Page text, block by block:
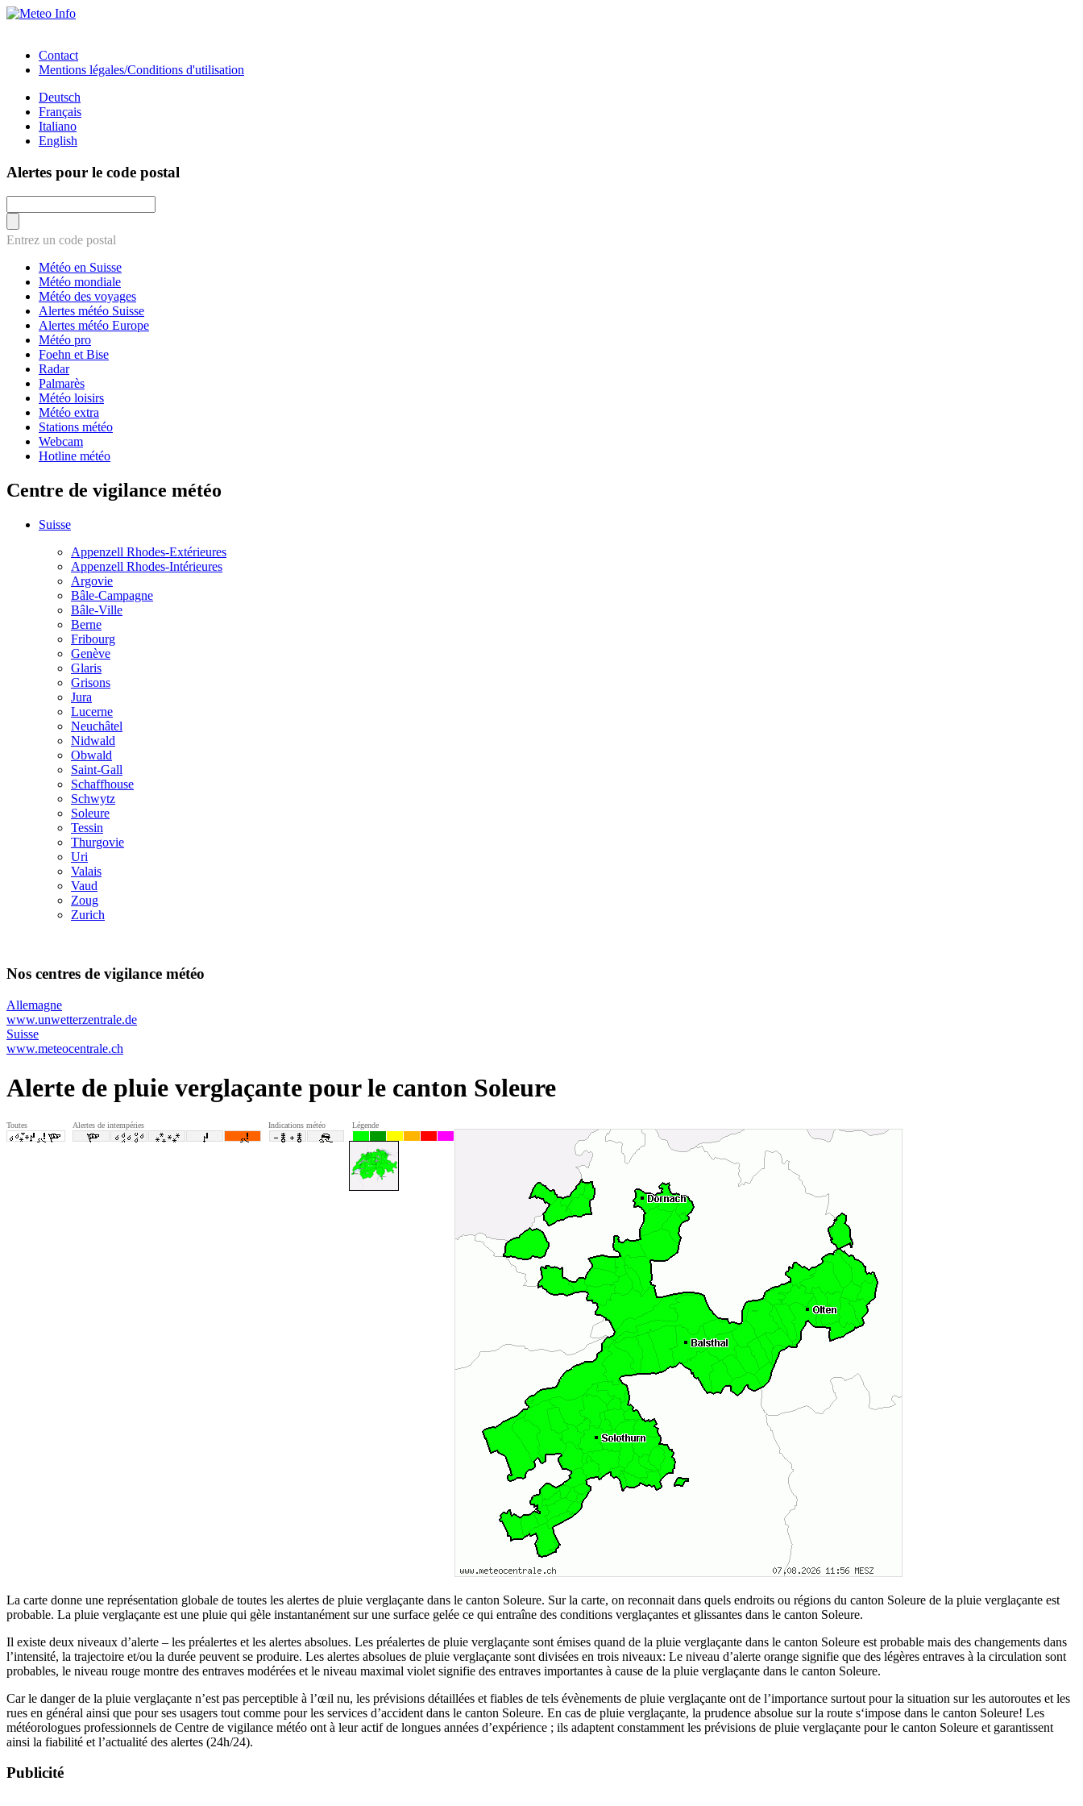
Contact
Mentions légales/Conditions d'utilisation
Deutsch
Français
Italiano
English
Alertes pour le code postal
Entrez un code postal
Météo en Suisse
Météo mondiale
Météo des voyages
Alertes météo Suisse
Alertes météo Europe
Météo pro
Foehn et Bise
Radar
Palmarès
Météo loisirs
Météo extra
Stations météo
Webcam
Hotline météo
Centre de vigilance météo
Suisse
Appenzell Rhodes-Extérieures
Appenzell Rhodes-Intérieures
Argovie
Bâle-Campagne
Bâle-Ville
Berne
Fribourg
Genève
Glaris
Grisons
Jura
Lucerne
Neuchâtel
Nidwald
Obwald
Saint-Gall
Schaffhouse
Schwytz
Soleure
Tessin
Thurgovie
Uri
Valais
Vaud
Zoug
Zurich
Nos centres de vigilance météo
Allemagne
www.unwetterzentrale.de
Suisse
www.meteocentrale.ch
Alerte de pluie verglaçante pour le canton Soleure
Toutes Alertes de intempéries Indications météo Légende
La carte donne une représentation globale de toutes les alertes de pluie verglaçante dans le canton Soleure. Sur la carte, on reconnait dans quels endroits ou régions du canton Soleure de la pluie verglaçante est
probable. La pluie verglaçante est une pluie qui gèle instantanément sur une surface gelée ce qui entraîne des conditions verglaçantes et glissantes dans le canton Soleure.
Il existe deux niveaux d’alerte – les préalertes et les alertes absolues. Les préalertes de pluie verglaçante sont émises quand de la pluie verglaçante dans le canton Soleure est probable mais des changements dans
l’intensité, la trajectoire et/ou la durée peuvent se produire. Les alertes absolues de pluie verglaçante sont divisées en trois niveaux: Le niveau d’alerte orange signifie que des légères entraves à la circulation sont
probables, le niveau rouge montre des entraves modérées et le niveau maximal violet signifie des entraves importantes à cause de la pluie verglaçante dans le canton Soleure.
Car le danger de la pluie verglaçante n’est pas perceptible à l’œil nu, les prévisions détaillées et fiables de tels évènements de pluie verglaçante ont de l’importance surtout pour la situation sur les autoroutes et les
rues en général ainsi que pour ses usagers tout comme pour les services d’accident dans le canton Soleure. En cas de pluie verglaçante, la prudence absolue sur la route s‘impose dans le canton Soleure! Les
météorologues professionnels de Centre de vigilance météo ont à leur actif de longues années d’expérience ; ils adaptent constamment les prévisions de pluie verglaçante pour le canton Soleure et garantissent
ainsi la fiabilité et l’actualité des alertes (24h/24).
Publicité